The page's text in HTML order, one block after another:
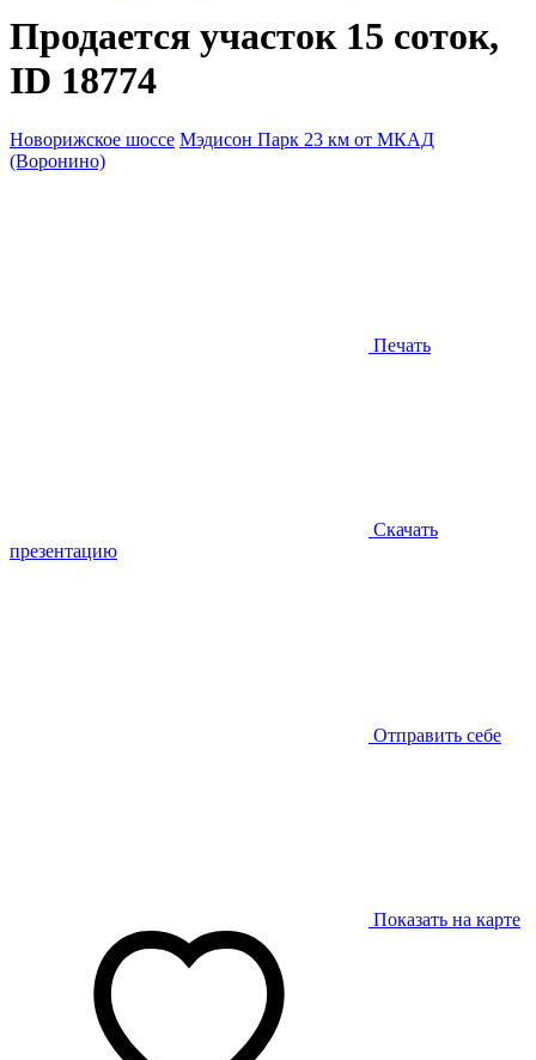
Продается участок 15 соток,
ID 18774
Новорижское шоссе Мэдисон Парк 23 км от МКАД
(Воронино)
Печать
Скачать
презентацию
Отправить себе
Показать на карте